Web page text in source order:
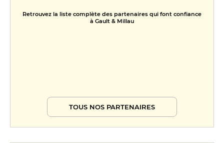
Retrouvez la liste complète des partenaires qui font confiance
à Gault & Millau
TOUS NOS PARTENAIRES